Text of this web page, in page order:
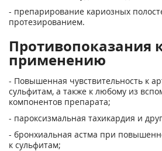
- препарирование кариозных
протезированием.
Противопоказания
применению
- Повышенная чувствительность к
сульфитам, а также к любому из
компонентов препарата;
- пароксизмальная тахикардия и
- бронхиальная астма при
к сульфитам;